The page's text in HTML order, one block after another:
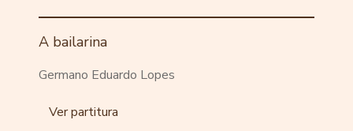
A bailarina
Germano Eduardo Lopes
Ver partitura